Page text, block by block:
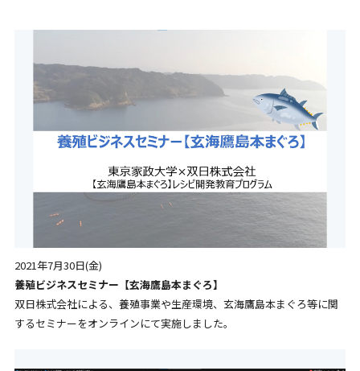
2021年7月30日(金)
養殖ビジネスセミナー【玄海鷹島本まぐろ】
双日株式会社による、養殖事業や生産環境、玄海鷹島本まぐろ等に関
するセミナーをオンラインにて実施しました。